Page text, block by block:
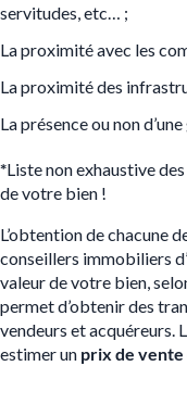
servitudes, etc… ;
La proximité avec les
La proximité des
La présence ou non
*Liste non exhaustive
de votre bien !
L’obtention de chacune
conseillers immobiliers
valeur de votre bien,
permet d’obtenir des
vendeurs et acquéreurs.
estimer un prix de vente